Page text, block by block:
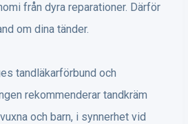
från dyra reparationer. Därför
om dina tänder.
tandläkarförbund och
rekommenderar tandkräm
och barn, i synnerhet vid